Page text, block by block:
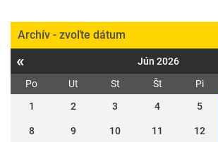
Archív - zvoľte dátum
« Jún 2026
Po Ut St Št Pi
1
2 3 4 5
8 9 10 11 12